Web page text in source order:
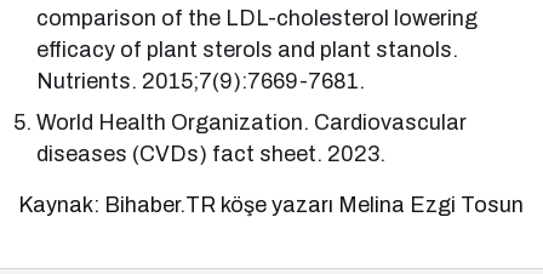
comparison of the LDL-cholesterol lowering
efficacy of plant sterols and plant stanols.
Nutrients. 2015;7(9):7669-7681.
World Health Organization. Cardiovascular
diseases (CVDs) fact sheet. 2023.
Kaynak: Bihaber.TR köşe yazarı Melina Ezgi Tosun